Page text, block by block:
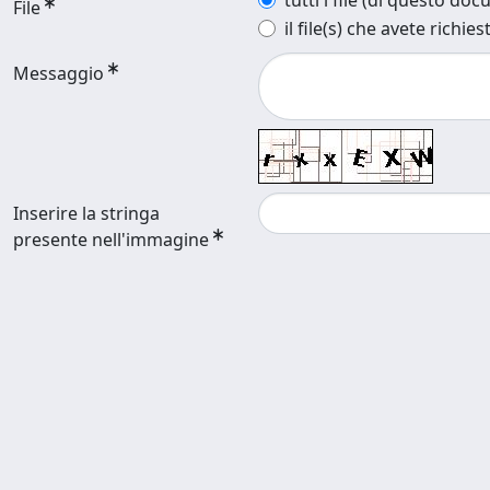
File
il file(s) che avete
Messaggio
Inserire la stringa
presente nell'immagine